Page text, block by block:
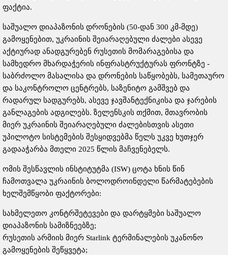
ფაქტია.
საშუალო დიაპაზონის დრონების (50-დან 300 კმ-მდე)
გამოყენებით, უკრაინის შეიარაღებული ძალები ასევე
აქტიურად ანადგურებენ რუსეთის მომარაგებისა და
სამხედრო მხარდაჭერის ინფრასტრუქტურას ფრონტზე -
საბრძოლო მასალისა და დრონების საწყობებს, სამეთაურო
და საკონტროლო ცენტრებს, საზენიტო გამშვებ და
რადარულ სადგურებს, ასევე ჯავშანტექნიკისა და ჯარების
განლაგების ადგილებს. ზელენსკის თქმით, მთავრობის
მიერ უკრაინის შეიარაღებული ძალებისთვის ასეთი
უპილოტო სისტემების შესყიდვებმა წელს უკვე ხუთჯერ
გადააჭარბა მთელი 2025 წლის მაჩვენებელს.
ომის შესწავლის ინსტიტუტმა (ISW) ცოტა ხნის წინ
ჩამოთვალა უკრაინის ბოლოდროინდელი წარმატებების
ხელშემწყობი ფაქტორები:
სახმელეთო კონტრშეტევები და დარტყმები საშუალო
დიაპაზონის სამიზნეებზე;
რუსეთის არმიის მიერ Starlink ტერმინალების უკანონო
გამოყენების შეწყვეტა;